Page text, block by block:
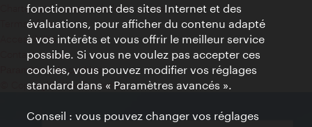
Charte sur le respect de la vie privée
Terms of Use
Accessibilité
Contact presse
Paramètres de cookies
© Copyright WienTourismus
fonctionnement des sites Internet et des
évaluations, pour afficher du contenu adapté
à vos intérêts et vous offrir le meilleur service
possible. Si vous ne voulez pas accepter ces
cookies, vous pouvez modifier vos réglages
standard dans « Paramètres avancés ».
Conseil : vous pouvez changer vos réglages